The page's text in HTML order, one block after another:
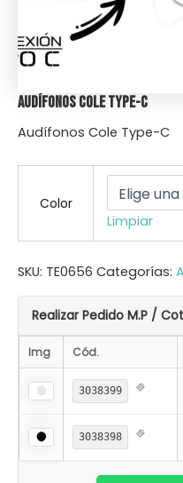
Audífonos Cole Type-C
Audífonos Cole Type-C
Color
Limpiar
SKU: TE0656 Categorías:
Realizar Pedido M.P /
Img Cód.
3038399
3038398